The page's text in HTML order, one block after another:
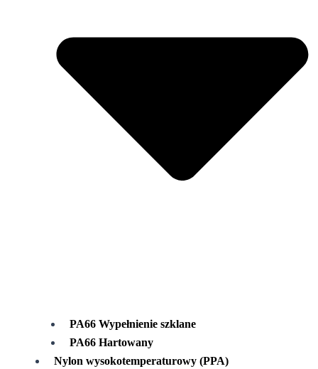
PA66 Wypełnienie szklane
PA66 Hartowany
Nylon wysokotemperaturowy (PPA)